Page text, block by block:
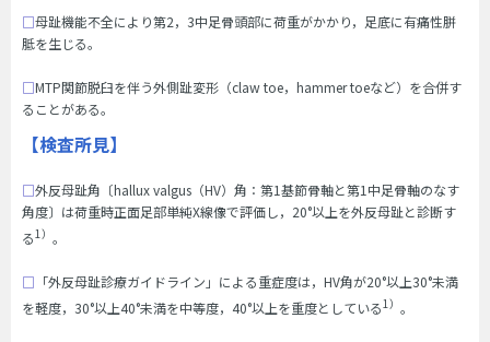
□母趾機能不全により第2，3中足骨頭部に荷重がかかり，足底に有痛性胼
胝を生じる。
□MTP関節脱臼を伴う外側趾変形（claw toe，hammer toeなど）を合併す
ることがある。
【検査所見】
□外反母趾角〔hallux valgus（HV）角：第1基節骨軸と第1中足骨軸のなす
角度〕は荷重時正面足部単純X線像で評価し，20°以上を外反母趾と診断す
る1） 。
□ 「外反母趾診療ガイドライン」による重症度は，HV角が20°以上30°未満
を軽度，30°以上40°未満を中等度，40°以上を重度としている1） 。